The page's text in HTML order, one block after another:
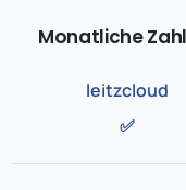
Monatliche
✅